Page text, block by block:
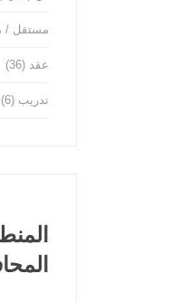
مستقل /
عقد (36)
تدريب (6)